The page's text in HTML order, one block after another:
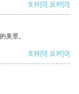
支持[0] 反对[0]
美景。
支持[0] 反对[0]